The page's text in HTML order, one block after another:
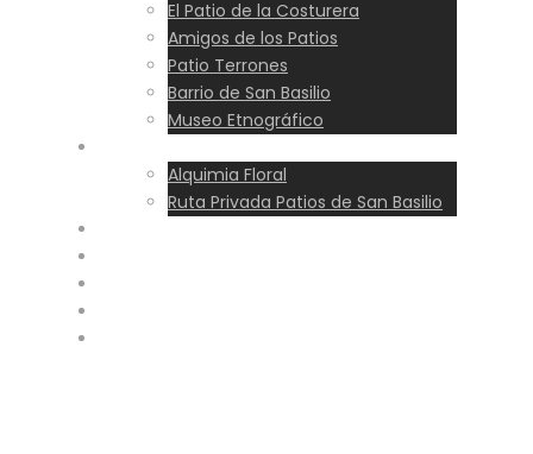
El Patio de la Costurera
Amigos de los Patios
Patio Terrones
Barrio de San Basilio
Museo Etnográfico
Alquimia Floral
Ruta Privada Patios de San Basilio